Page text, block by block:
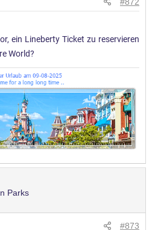
ein Lineberty Ticket zu reservieren
World?
Parks
#873